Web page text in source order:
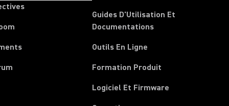
Guides D'Utilisation Et
Documentations
Outils En Ligne
Formation Produit
Logiciel Et Firmware